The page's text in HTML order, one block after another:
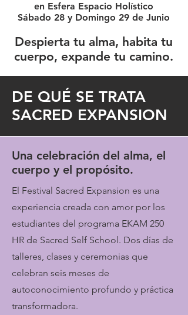
en Esfera Espacio Holístico
Sábado 28 y Domingo 29 de Junio
Despierta tu alma, habita tu
cuerpo, expande tu camino.
DE QUÉ SE TRATA
SACRED EXPANSION
Una celebración del alma, el
cuerpo y el propósito.
El Festival Sacred Expansion es una
experiencia creada con amor por los
estudiantes del programa EKAM 250
HR de Sacred Self School. Dos días de
talleres, clases y ceremonias que
celebran seis meses de
autoconocimiento profundo y práctica
transformadora.